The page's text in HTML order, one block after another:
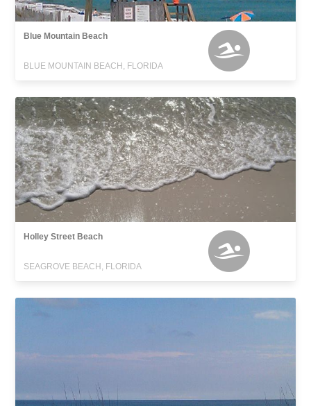
Blue Mountain Beach
BLUE MOUNTAIN BEACH, FLORIDA
Holley Street Beach
SEAGROVE BEACH, FLORIDA